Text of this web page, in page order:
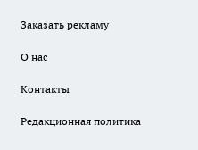
Заказать рекламу
О нас
Контакты
Редакционная политика